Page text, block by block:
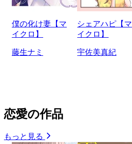
僕の化け妻【マ
イクロ】
藤生ナミ
シェアハピ【マ
イクロ】
宇佐美真紀
恋愛の作品
もっと見る